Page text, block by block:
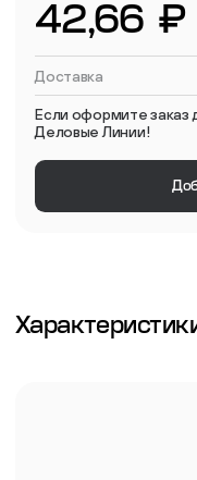
42,66 ₽
Доставка
Если оформите заказ
Деловые Линии!